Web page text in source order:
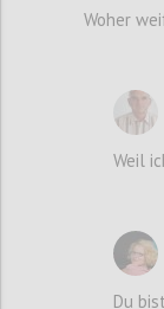
Lebens
auch und
(5)
> „Wir
"Es
aber
Woher
Weil
Du